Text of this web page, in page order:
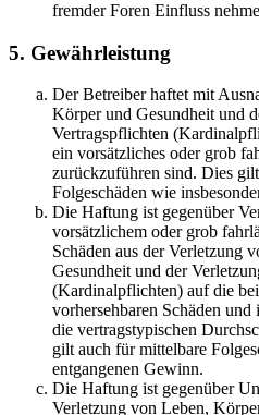
fremder Foren Einfluss
5. Gewährleistung
Der Betreiber haftet mit
Körper und Gesundheit und
Vertragspflichten
ein vorsätzliches oder grob
zurückzuführen sind. Dies
Folgeschäden wie
Die Haftung ist gegenüber
vorsätzlichem oder grob
Schäden aus der Verletzung
Gesundheit und der
(Kardinalpflichten) auf die
vorhersehbaren Schäden
die vertragstypischen
gilt auch für mittelbare
entgangenen Gewinn.
Die Haftung ist gegenüber
Verletzung von Leben,